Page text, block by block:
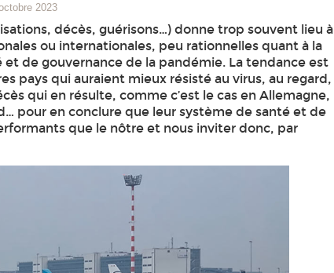
2023
décès, guérisons…) donne trop souvent lieu à
ou internationales, peu rationnelles quant à la
de gouvernance de la pandémie. La tendance est
pays qui auraient mieux résisté au virus, au regard,
qui en résulte, comme c’est le cas en Allemagne,
pour en conclure que leur système de santé et de
que le nôtre et nous inviter donc, par